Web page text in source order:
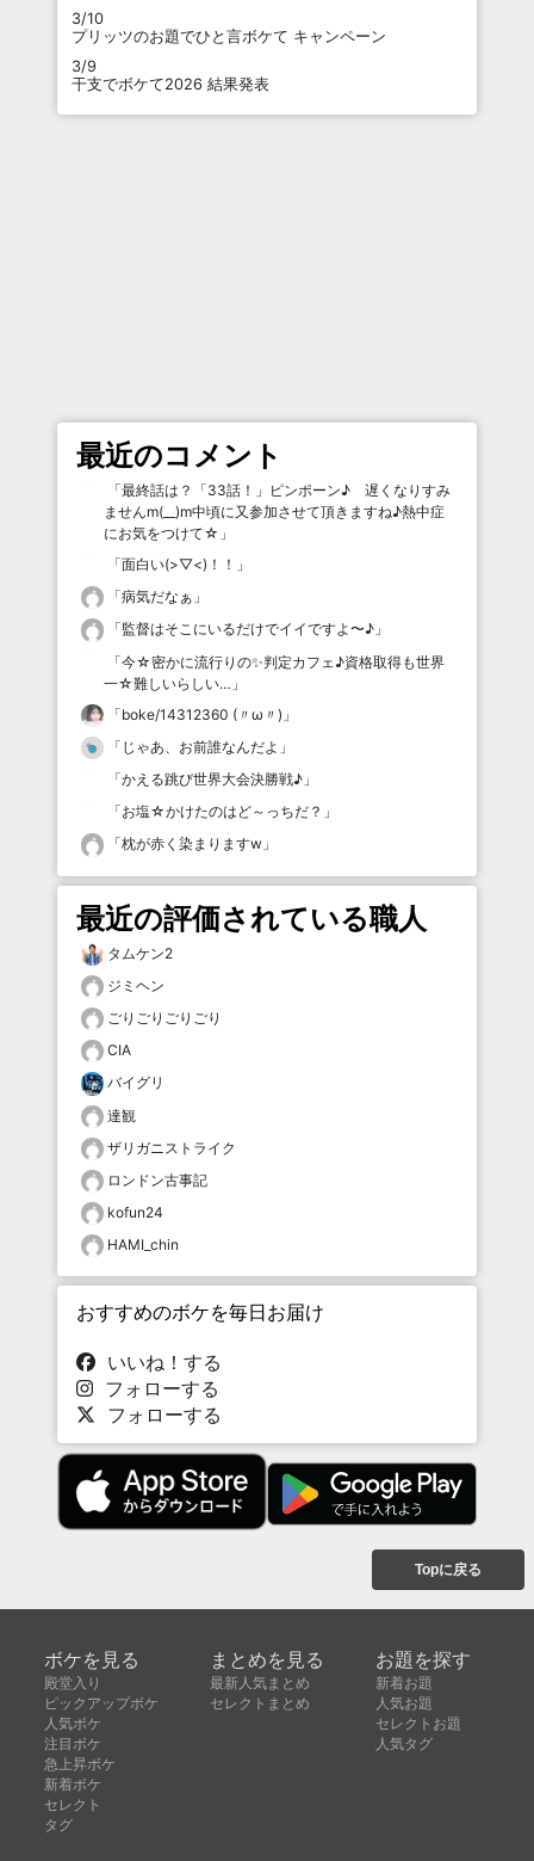
3/10
プリッツのお題でひと言ボケて キャンペーン
3/9
干支でボケて2026 結果発表
最近のコメント
「最終話は？「33話！」ピンポーン♪ 遅くなりすみ
ませんm(__)m中頃に又参加させて頂きますね♪熱中症
にお気をつけて☆ 」
「面白い(>▽<)！！ 」
「病気だなぁ 」
「監督はそこにいるだけでイイですよ〜♪ 」
「今☆密かに流行りの✨判定カフェ♪資格取得も世界
一☆難しいらしい… 」
「boke/14312360 (〃ω〃) 」
「 じゃあ、お前誰なんだよ 」
「かえる跳び世界大会決勝戦♪ 」
「お塩☆かけたのはど～っちだ？ 」
「枕が赤く染まりますw 」
最近の評価されている職人
タムケン2
ジミヘン
ごりごりごりごり
CIA
バイグリ
達観
ザリガニストライク
ロンドン古事記
kofun24
HAMI_chin
おすすめのボケを毎日お届け
いいね！する
フォローする
フォローする
Topに戻る
ボケを見る
殿堂入り
ピックアップボケ
人気ボケ
注目ボケ
急上昇ボケ
新着ボケ
セレクト
タグ
まとめを見る
最新人気まとめ
セレクトまとめ
お題を探す
新着お題
人気お題
セレクトお題
人気タグ